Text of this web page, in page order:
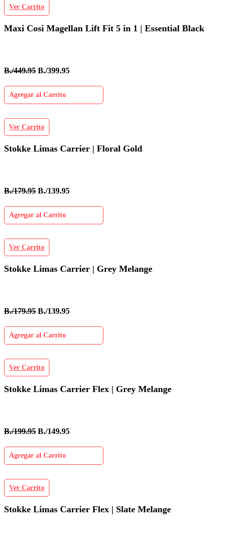
Ver Carrito
Maxi Cosi Magellan Lift Fit 5 in 1 | Essential Black
B./449.95 B./399.95
Agregar al Carrito
Ver Carrito
Stokke Limas Carrier | Floral Gold
B./179.95 B./139.95
Agregar al Carrito
Ver Carrito
Stokke Limas Carrier | Grey Melange
B./179.95 B./139.95
Agregar al Carrito
Ver Carrito
Stokke Limas Carrier Flex | Grey Melange
B./199.95 B./149.95
Agregar al Carrito
Ver Carrito
Stokke Limas Carrier Flex | Slate Melange